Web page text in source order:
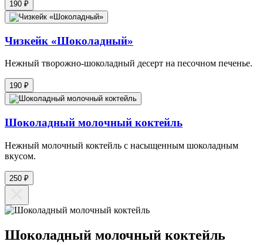
190 ₽
Чизкейк «Шоколадный»
Нежный творожно-шоколадный десерт на песочном печенье.
190 ₽
Шоколадный молочный коктейль
Нежный молочный коктейль с насыщенным шоколадным
вкусом.
250 ₽
Шоколадный молочный коктейль